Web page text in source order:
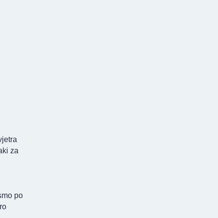
za
po